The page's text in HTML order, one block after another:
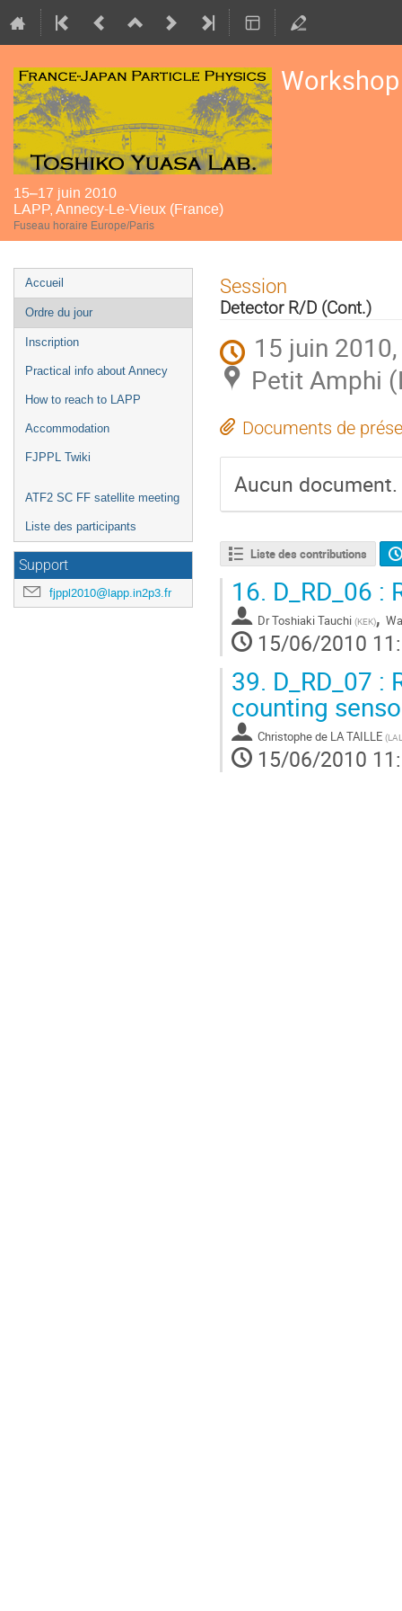
Workshop
15–17 juin 2010
LAPP, Annecy-Le-Vieux (France)
Fuseau horaire Europe/Paris
Menu
de
l'événement
Accueil
Ordre du jour
Inscription
Practical info about Annecy
How to reach to LAPP
Accommodation
FJPPL Twiki
ATF2 SC FF satellite meeting
Liste des participants
Support
fjppl2010@lapp.in2p3.fr
Session
Detector R/D (Cont.)
15 juin
Petit Amphi
Documents de
Aucun document.
Liste des contributions
16. D_RD_06
DrToshiaki Tauchi (KEK),
15/06/2010
39. D_RD_07
counting
Christophe de LA TAILLE (LAL
15/06/2010